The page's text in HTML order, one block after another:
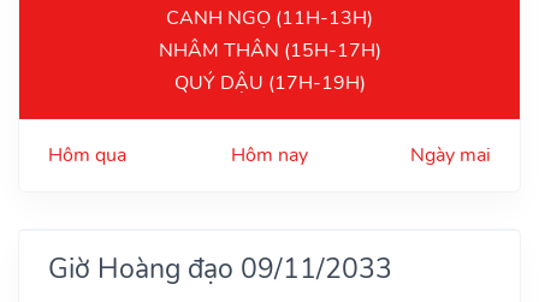
CANH NGỌ (11H-13H)
NHÂM THÂN (15H-17H)
QUÝ DẬU (17H-19H)
Hôm qua Hôm nay Ngày mai
Giờ Hoàng đạo 09/11/2033